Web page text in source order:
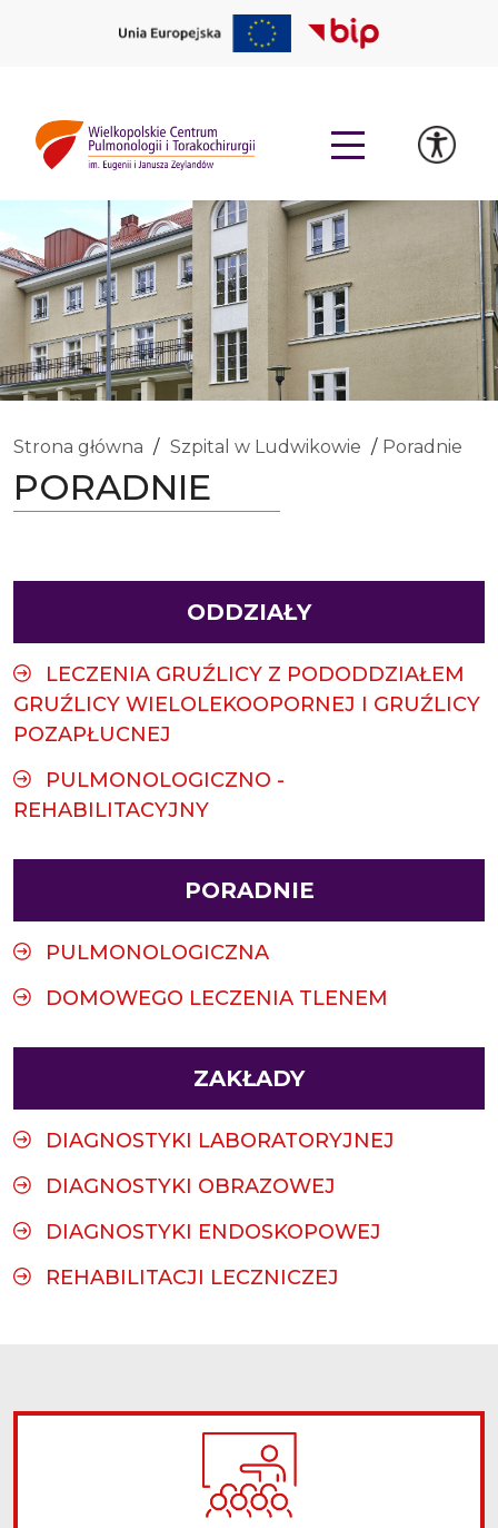
Strona główna Szpital w Ludwikowie Poradnie
PORADNIE
ODDZIAŁY
LECZENIA GRUŹLICY Z PODODDZIAŁEM
GRUŹLICY WIELOLEKOOPORNEJ I GRUŹLICY
POZAPŁUCNEJ
PULMONOLOGICZNO -
REHABILITACYJNY
PORADNIE
PULMONOLOGICZNA
DOMOWEGO LECZENIA TLENEM
ZAKŁADY
DIAGNOSTYKI LABORATORYJNEJ
DIAGNOSTYKI OBRAZOWEJ
DIAGNOSTYKI ENDOSKOPOWEJ
REHABILITACJI LECZNICZEJ